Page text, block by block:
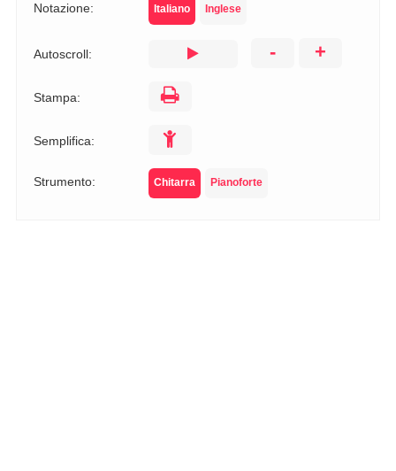
Notazione: Italiano Inglese
Autoscroll: - +
Stampa:
Semplifica:
Strumento: Chitarra Pianoforte